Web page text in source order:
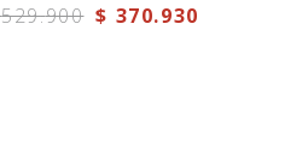
529.900 $ 370.930